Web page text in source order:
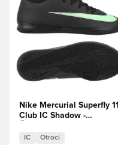
Nike Mercurial Superfly 11
Club IC Shadow -
IC Otroci